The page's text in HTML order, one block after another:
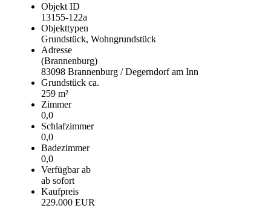
Objekt ID
13155-122a
Objekttypen
Grundstück, Wohngrundstück
Adresse
(Brannenburg)
83098 Brannenburg / Degerndorf am Inn
Grund­stück ca.
259 m²
Zimmer
0,0
Schlafzimmer
0,0
Badezimmer
0,0
Verfügbar ab
ab sofort
Kaufpreis
229.000 EUR